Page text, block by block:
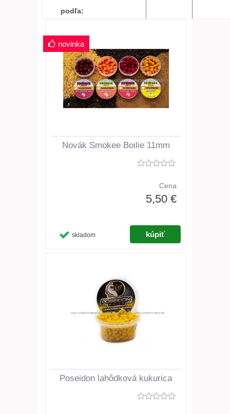
podľa:
Novák Smokee Boilie 11mm
Cena
5,50 €
skladom
novinka
Poseidon lahôdková kukurica